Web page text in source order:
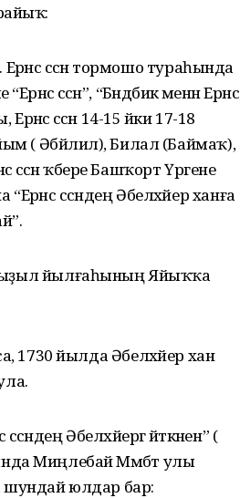
сәсән тормошо тураһында
сәсән”, “Бәндәбикә менән Ерәнсә
сәсән 14-15 йәки 17-18
( Әбйәлил), Билал (Баймаҡ),
ҡәбере Башҡорт Үргене
сәсәндең Әбелхәйер ханға
Ҡыҙыл йылғаһының Яйыҡҡа
1730 йылда Әбелхәйер хан
Әбелхәйергә әйткәнен” (
Миңлебай Мәмбәт улы
шундай юлдар бар: